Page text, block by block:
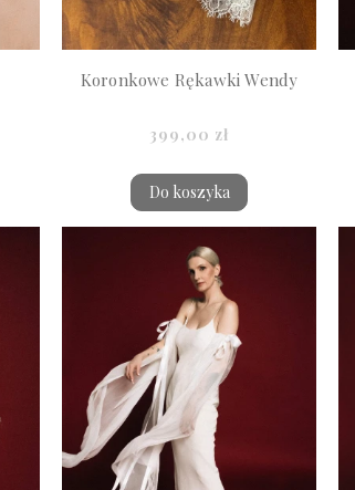
Koronkowe Rękawki Wendy
399,00 zł
Do koszyka